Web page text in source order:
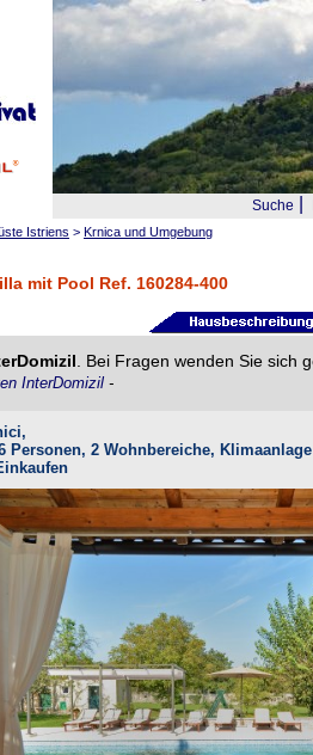
Suche
Istriens > Krnica und Umgebung
mit Pool Ref. 160284-400
. Bei Fragen wenden Sie sich
InterDomizil -
Personen, 2 Wohnbereiche,